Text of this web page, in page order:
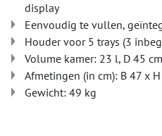
display
Eenvoudig te vullen,
Houder voor 5 trays (3
Volume kamer: 23 l, D 45
Afmetingen (in cm): B 47 x
Gewicht: 49 kg